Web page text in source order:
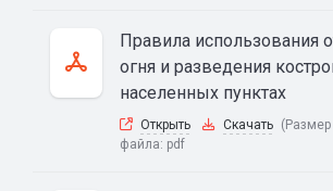
Правила использования
огня и разведения
населенных пунктах
Открыть Скачать (Размер
файла: pdf